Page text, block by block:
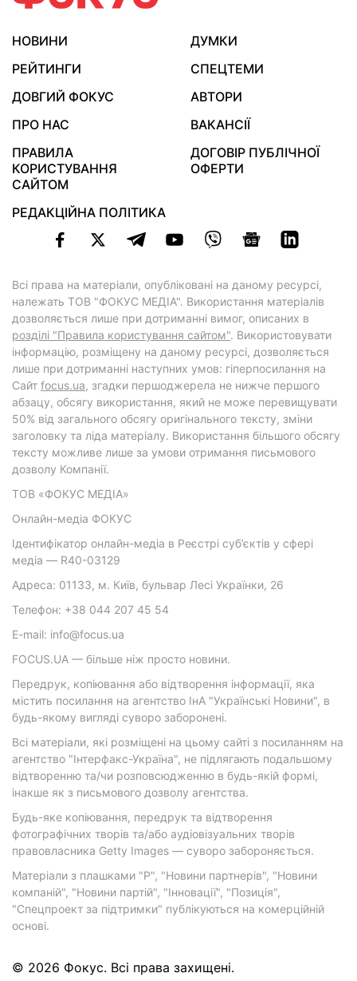
НОВИНИ
ДУМКИ
РЕЙТИНГИ
СПЕЦТЕМИ
ДОВГИЙ ФОКУС
АВТОРИ
ПРО НАС
ВАКАНСІЇ
ПРАВИЛА
КОРИСТУВАННЯ
САЙТОМ
ДОГОВІР ПУБЛІЧНОЇ
ОФЕРТИ
РЕДАКЦІЙНА ПОЛІТИКА
Всі права на матеріали, опубліковані на даному ресурсі,
належать ТОВ "ФОКУС МЕДІА". Використання матеріалів
дозволяється лише при дотриманні вимог, описаних в
розділі "Правила користування сайтом". Використовувати
інформацію, розміщену на даному ресурсі, дозволяється
лише при дотриманні наступних умов: гіперпосилання на
Cайт focus.ua, згадки першоджерела не нижче першого
абзацу, обсягу використання, який не може перевищувати
50% від загального обсягу оригінального тексту, зміни
заголовку та ліда матеріалу. Використання більшого обсягу
тексту можливе лише за умови отримання письмового
дозволу Компанії.
ТОВ «ФОКУС МЕДІА»
Онлайн-медіа ФОКУС
Ідентифікатор онлайн-медіа в Реєстрі суб’єктів у сфері
медіа — R40-03129
Адреса: 01133, м. Київ, бульвар Лесі Українки, 26
Телефон: +38 044 207 45 54
E-mail: info@focus.ua
FOCUS.UA — більше ніж просто новини.
Передрук, копіювання або відтворення інформації, яка
містить посилання на агентство ІнА "Українські Новини", в
будь-якому вигляді суворо заборонені.
Всі матеріали, які розміщені на цьому сайті з посиланням на
агентство "Інтерфакс-Україна", не підлягають подальшому
відтворенню та/чи розповсюдженню в будь-якій формі,
інакше як з письмового дозволу агентства.
Будь-яке копіювання, передрук та відтворення
фотографічних творів та/або аудіовізуальних творів
правовласника Getty Images — суворо забороняється.
Матеріали з плашками "Р", "Новини партнерів", "Новини
компаній", "Новини партій", "Інновації", "Позиція",
"Спецпроект за підтримки" публікуються на комерційній
основі.
© 2026 Фокус. Всі права захищені.